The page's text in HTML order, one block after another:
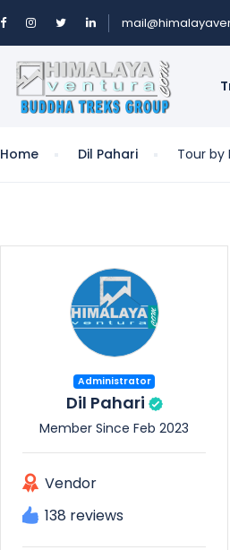
Home Dil Pahari Tour by
Administrator
Dil Pahari
Member Since Feb 2023
Vendor
138 reviews